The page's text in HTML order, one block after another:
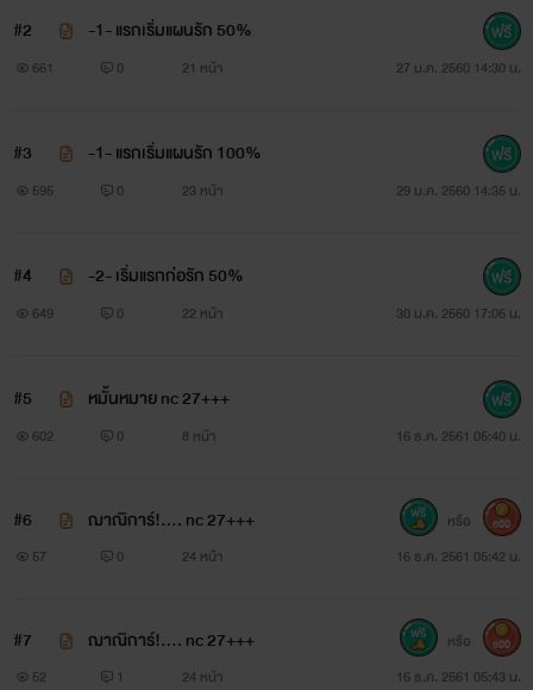
มาจากร่างเล็ก แล้วในจังหวะนั้นเองฌาณิการ์พลิกร่าง
ตะเกียกตะกายหนี แต่ก็ไปไม่พ้นเมื่อมือใหญ่กระชากผมยาวสวย
มองคนตัวโตด้วยความโกรธแค้น อยากขยับอยากดิ้นหนีก็ไม่ได้
เมื่อถูกกระชากผมอยู่แบบนี้ มือเล็กยันร่างให้แอ่นไปตามแรงดึง
นี้ไม่ถึงตายหรอก” พร้อมกับกระตุกมือตัวเองให้เธอรู้สึกเจ็บหนัง
หัว และมันก็ได้ผล “โอ๊ย! ก็บอกว่าเจ็บไงเว้ย!...” ตะโกนออกมา
ต้องฝืนทนความเจ็บในครั้งนี้ เขาแลบลิ้นออกมาข้างนอกแล้วเอา
มือข้างที่ว่างมาแตะปลายลิ้นตัวเองดู ว่าสิ่งที่ตนสงสัยนั้นเป็นจริง
ไหม และมันก็จริงเมื่อสีแดงเปื้อนติดมือเขา “บ้าฉิบ! เลือด....”
“เฮอะ! เลือดชั่วไง” ยิ้มเยาะด้วยความสะใจ เมื่อรู้ว่าตัวเองทำให้เขา
ที่เห็น คนเราทุกคนย่อมมีด้านมืดเสมอ” ว่าแล้วก็คืบคลานขึ้นไป
คร่อมทับร่างเล็กแต่ก็ไม่ยอมปล่อยมือที่ดึงผมออก ส่วนมือที่ว่าง
#2 -1- แรกเริ่มแผนรัก 50%
661 0 21 หน้า 27 ม.ค. 2560 14:30 น.
#3 -1- แรกเริ่มแผนรัก 100%
595 0 23 หน้า 29 ม.ค. 2560 14:35 น.
#4 -2- เริ่มแรกก่อรัก 50%
649 0 22 หน้า 30 ม.ค. 2560 17:06 น.
#5 หมั้นหมาย nc 27+++
602 0 8 หน้า 16 ธ.ค. 2561 05:40 น.
#6 ฌาณิการ์!.... nc 27+++
57 0 24 หน้า 16 ธ.ค. 2561 05:42 น.
หรือ 800
#7 ฌาณิการ์!.... nc 27+++
52 1 24 หน้า 16 ธ.ค. 2561 05:43 น.
หรือ 800